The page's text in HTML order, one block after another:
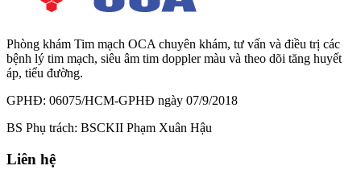
Phòng khám Tim mạch OCA chuyên khám, tư vấn và điều trị các
bệnh lý tim mạch, siêu âm tim doppler màu và theo dõi tăng huyết
áp, tiểu đường.
GPHĐ: 06075/HCM-GPHĐ ngày 07/9/2018
BS Phụ trách: BSCKII Phạm Xuân Hậu
Liên hệ